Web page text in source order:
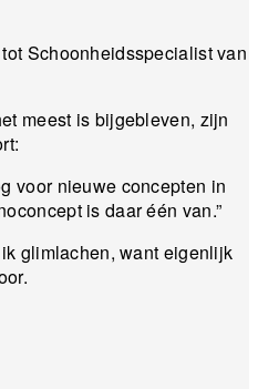
Schoonheidsspecialist van
meest is bijgebleven, zijn
voor nieuwe concepten in
is daar één van.”
glimlachen, want eigenlijk